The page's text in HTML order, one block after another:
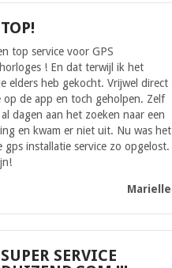
TOP!
top service voor GPS
! En dat terwijl ik het
elders heb gekocht. Vrijwel direct
op de app en toch geholpen. Zelf
dagen aan het zoeken naar een
en kwam er niet uit. Nu was het
gps installatie service zo opgelost.
Marielle
SUPER SERVICE